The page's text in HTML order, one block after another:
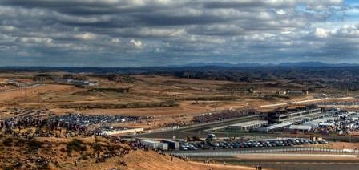
Aragón para
Tips para tu Ruta